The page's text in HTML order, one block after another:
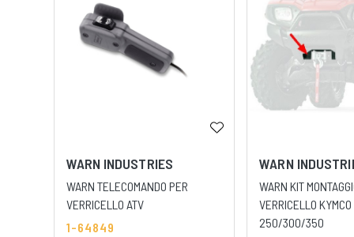
WARN INDUSTRIES
WARN TELECOMANDO PER
VERRICELLO ATV
1-64849
WARN
WARN KIT
VERRICELLO KYMCO
250/300/350